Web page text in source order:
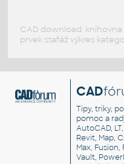
CAD download:
prvek stafáž výkres
CAD
Tipy, triky,
pomoc a
AutoCAD,
Revit, Map,
Max, Fusion,
Vault,